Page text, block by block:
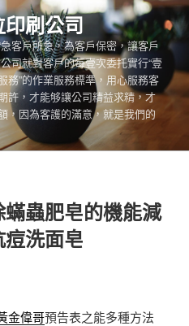
刷公司
客戶所急，為客戶保密，讓客戶
司就對客戶的每壹次委托實行“壹
務”的作業服務標準，用心服務客
許，才能够讓公司精益求精，才
，因為客護的滿意，就是我們的
蟲肥皂的機能減
洗面皂
金偉哥預告表之能多種方法